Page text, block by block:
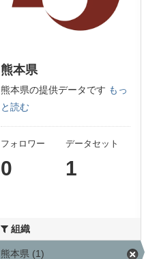
熊本県
熊本県の提供データです もっ
と読む
フォロワー
0
データセット
1
組織
熊本県 (1)